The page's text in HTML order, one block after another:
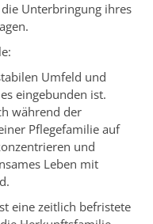
Unterbringung ihres
Umfeld und
eingebunden ist.
während der
Pflegefamilie auf
und
Leben mit
eine zeitlich befristete